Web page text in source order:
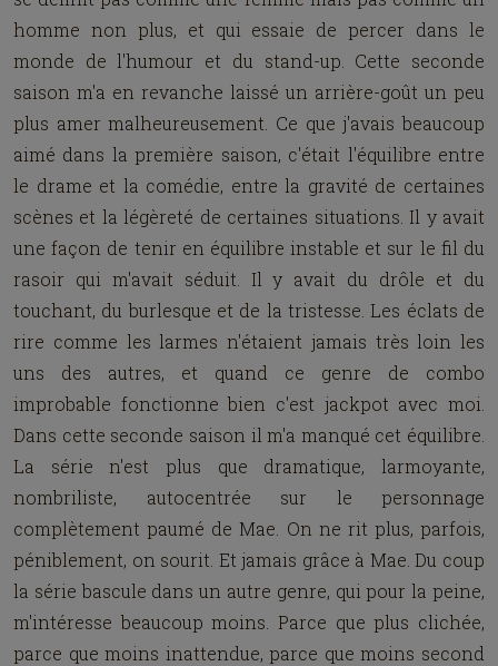
homme non plus, et qui essaie de percer dans le
monde de l'humour et du stand-up. Cette seconde
saison m'a en revanche laissé un arrière-goût un peu
plus amer malheureusement. Ce que j'avais beaucoup
aimé dans la première saison, c'était l'équilibre entre
le drame et la comédie, entre la gravité de certaines
scènes et la légèreté de certaines situations. Il y avait
une façon de tenir en équilibre instable et sur le fil du
rasoir qui m'avait séduit. Il y avait du drôle et du
touchant, du burlesque et de la tristesse. Les éclats de
rire comme les larmes n'étaient jamais très loin les
uns des autres, et quand ce genre de combo
improbable fonctionne bien c'est jackpot avec moi.
Dans cette seconde saison il m'a manqué cet équilibre.
La série n'est plus que dramatique, larmoyante,
nombriliste, autocentrée sur le personnage
complètement paumé de Mae. On ne rit plus, parfois,
péniblement, on sourit. Et jamais grâce à Mae. Du coup
la série bascule dans un autre genre, qui pour la peine,
m'intéresse beaucoup moins. Parce que plus clichée,
parce que moins inattendue, parce que moins second